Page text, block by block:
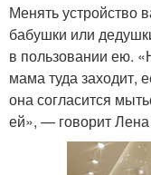
Менять устройство
бабушки или
в пользовании ею.
мама туда заходит,
она согласится
ей», — говорит